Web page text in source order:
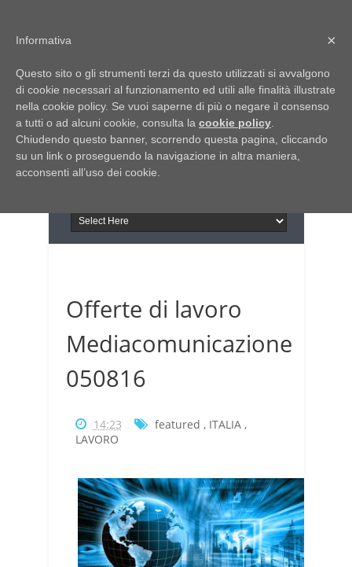
Italia Notizie
Giornale di Basilicata
Giornale di Puglia
INFORMAPUGLIA
Il portale n.1 del lavoro
in Puglia
Offerte di lavoro
Mediacomunicazione
050816
14:23 featured , ITALIA,
LAVORO
×
Informativa
Questo sito o gli strumenti terzi da questo utilizzati si avvalgono
di cookie necessari al funzionamento ed utili alle finalità illustrate
nella cookie policy. Se vuoi saperne di più o negare il consenso
a tutti o ad alcuni cookie, consulta la cookie policy
Chiudendo questo banner, scorrendo questa pagina, cliccando
su un link o proseguendo la navigazione in altra maniera,
acconsenti all’uso dei cookie.